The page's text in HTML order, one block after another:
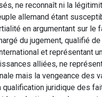
ne reconnaît ni la
allemand étant
en argumentant sur le
du jugement, qualifié de
et représentant
alliées, ne
mais la vengeance des
qualification juridique des